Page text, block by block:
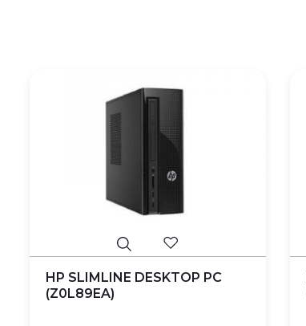
HP SLIMLINE DESKTOP PC
(Z0L89EA)